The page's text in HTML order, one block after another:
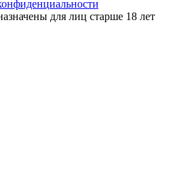
для лиц старше 18 лет